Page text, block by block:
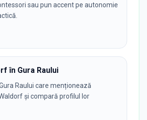
sau pun accent pe autonomie
în Gura Raului
Raului care menționează
și compară profilul lor